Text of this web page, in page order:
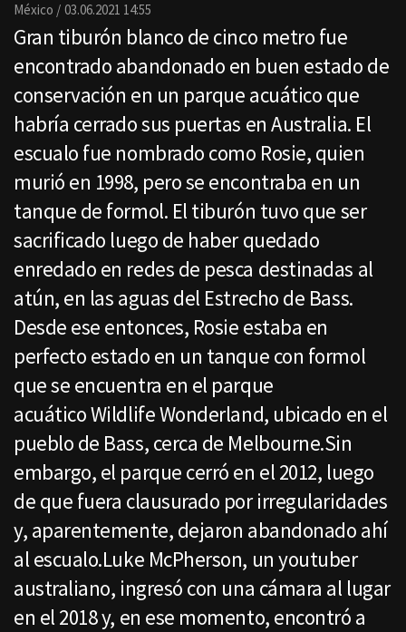
México 03.06.2021 14:55
Gran tiburón blanco de cinco metro fue
encontrado abandonado en buen estado de
conservación en un parque acuático que
habría cerrado sus puertas en Australia. El
escualo fue nombrado como Rosie, quien
murió en 1998, pero se encontraba en un
tanque de formol. El tiburón tuvo que ser
sacrificado luego de haber quedado
enredado en redes de pesca destinadas al
atún, en las aguas del Estrecho de Bass.
Desde ese entonces, Rosie estaba en
perfecto estado en un tanque con formol
que se encuentra en el parque
acuático Wildlife Wonderland, ubicado en el
pueblo de Bass, cerca de Melbourne.Sin
embargo, el parque cerró en el 2012, luego
de que fuera clausurado por irregularidades
y, aparentemente, dejaron abandonado ahí
al escualo.Luke McPherson, un youtuber
australiano, ingresó con una cámara al lugar
en el 2018 y, en ese momento, encontró a